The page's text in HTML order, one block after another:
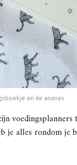
en de ananas
je alles rondom je